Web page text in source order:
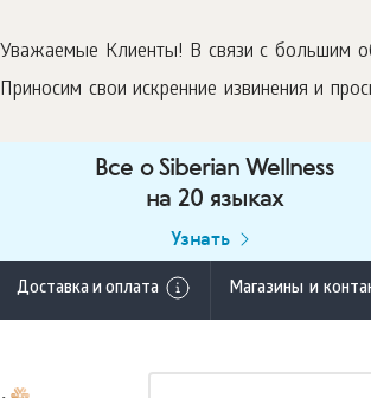
Уважаемые Клиенты! В связи с большим
Приносим свои искренние извинения и
Все о Siberian Wellness
на 20 языках
Узнать
Доставка и оплата Магазины и